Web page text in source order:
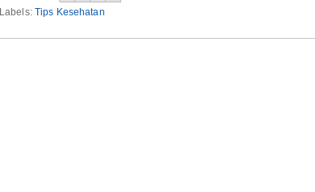
Labels: Tips Kesehatan